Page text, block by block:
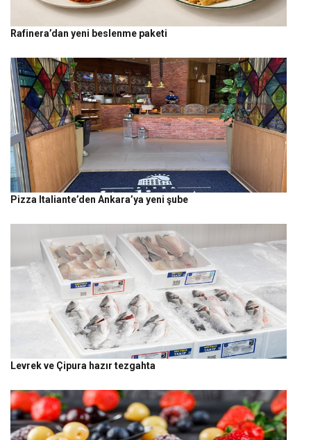
Rafinera’dan yeni beslenme paketi
Pizza Italiante’den Ankara’ya yeni şube
Levrek ve Çipura hazır tezgahta